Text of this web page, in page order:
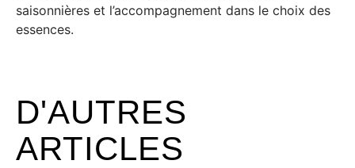
saisonnières et l’accompagnement dans le choix des
essences.
D'AUTRES
ARTICLES